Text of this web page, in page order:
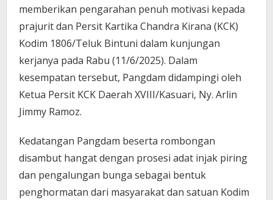
memberikan pengarahan penuh motivasi kepada
prajurit dan Persit Kartika Chandra Kirana (KCK)
Kodim 1806/Teluk Bintuni dalam kunjungan
kerjanya pada Rabu (11/6/2025). Dalam
kesempatan tersebut, Pangdam didampingi oleh
Ketua Persit KCK Daerah XVIII/Kasuari, Ny. Arlin
Jimmy Ramoz.
Kedatangan Pangdam beserta rombongan
disambut hangat dengan prosesi adat injak piring
dan pengalungan bunga sebagai bentuk
penghormatan dari masyarakat dan satuan Kodim